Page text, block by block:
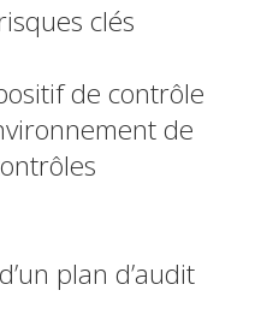
clés
de contrôle
de
plan d’audit